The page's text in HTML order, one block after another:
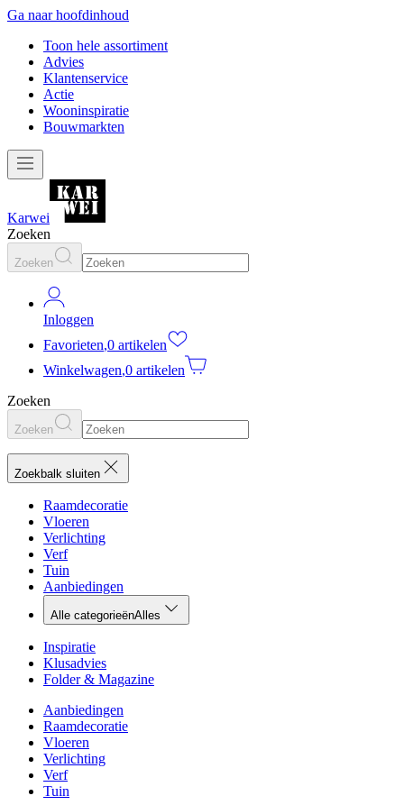
Ga naar hoofdinhoud
Toon hele assortiment
Advies
Klantenservice
Actie
Wooninspiratie
Bouwmarkten
Karwei
Zoeken
Zoeken
Inloggen
Favorieten,0 artikelen
Winkelwagen,0 artikelen
Zoeken
Zoeken
Zoekbalk sluiten
Raamdecoratie
Vloeren
Verlichting
Verf
Tuin
Aanbiedingen
Alle categorieënAlles
Inspiratie
Klusadvies
Folder & Magazine
Aanbiedingen
Raamdecoratie
Vloeren
Verlichting
Verf
Tuin